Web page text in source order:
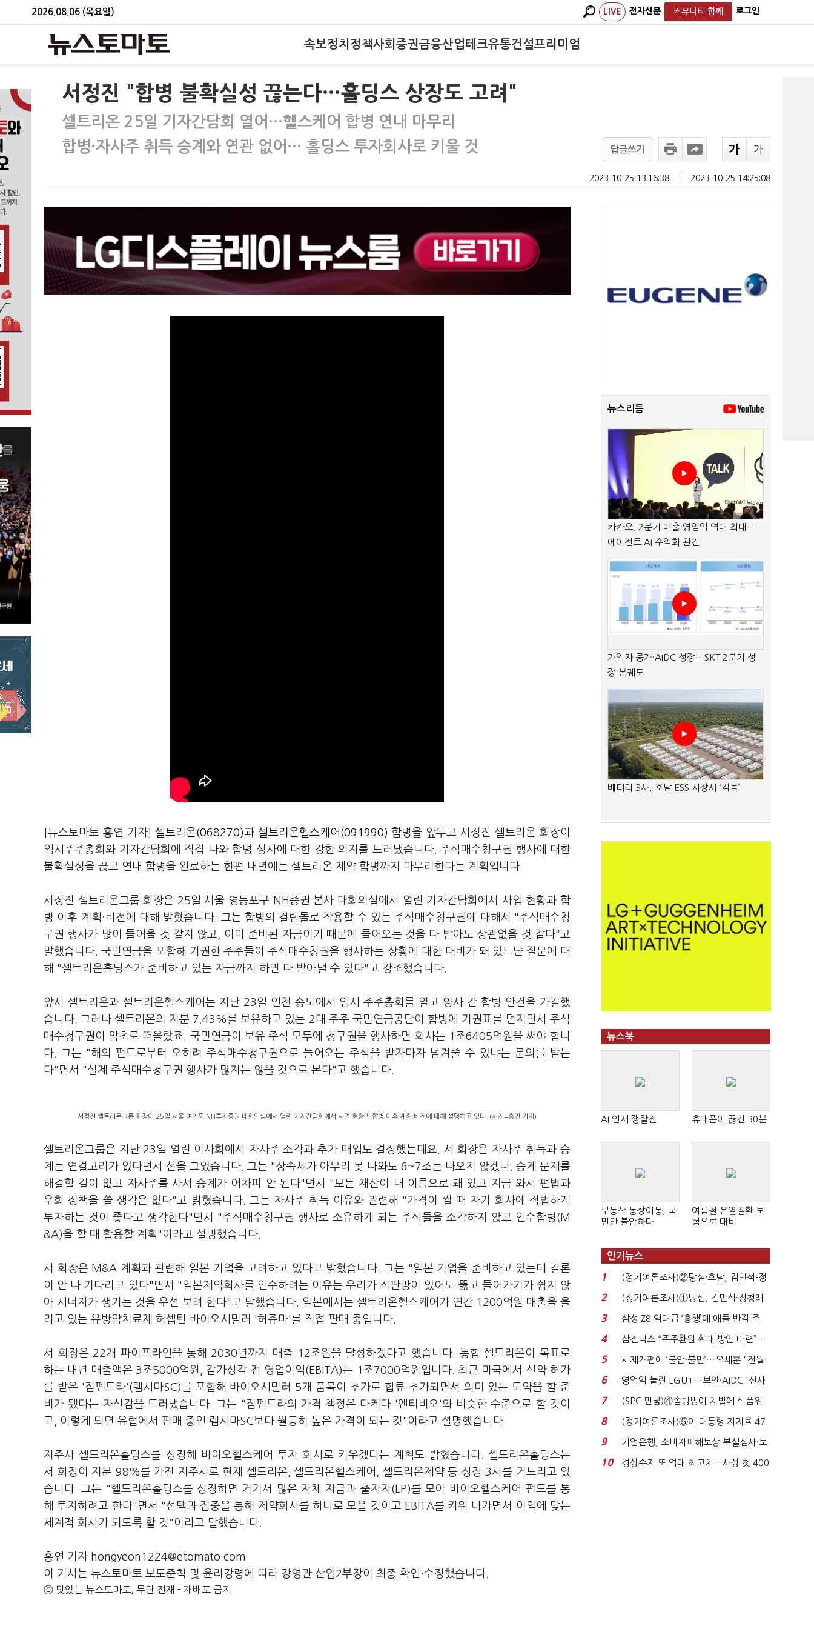
2026.08.06 (목요일) LIVE 전자신문 커뮤니티 함께 로그인
속보정치 정책사회 증권금융산업테크유통건설프리미엄
서정진 "합병 불확실성 끊는다…홀딩스 상장도 고려"
셀트리온 25일 기자간담회 열어…헬스케어 합병 연내 마무리
합병·자사주 취득 승계와 연관 없어… 홀딩스 투자회사로 키울 것
답글쓰기
2023-10-25 13:16:38 2023-10-25 14:25:08
[뉴스토마토 홍연 기자] 셀트리온(068270)과 셀트리온헬스케어(091990) 합병을 앞두고 서정진 셀트리온 회장이
임시주주총회와 기자간담회에 직접 나와 합병 성사에 대한 강한 의지를 드러냈습니다. 주식매수청구권 행사에 대한
불확실성을 끊고 연내 합병을 완료하는 한편 내년에는 셀트리온 제약 합병까지 마무리한다는 계획입니다.
서정진 셀트리온그룹 회장은 25일 서울 영등포구 NH증권 본사 대회의실에서 열린 기자간담회에서 사업 현황과 합
병 이후 계획·비전에 대해 밝혔습니다. 그는 합병의 걸림돌로 작용할 수 있는 주식매수청구권에 대해서 "주식매수청
구권 행사가 많이 들어올 것 같지 않고, 이미 준비된 자금이기 때문에 들어오는 것을 다 받아도 상관없을 것 같다"고
말했습니다. 국민연금을 포함해 기권한 주주들이 주식매수청권을 행사하는 상황에 대한 대비가 돼 있느냔 질문에 대
해 "셀트리온홀딩스가 준비하고 있는 자금까지 하면 다 받아낼 수 있다"고 강조했습니다.
앞서 셀트리온과 셀트리온헬스케어는 지난 23일 인천 송도에서 임시 주주총회를 열고 양사 간 합병 안건을 가결했
습니다. 그러나 셀트리온의 지분 7.43%를 보유하고 있는 2대 주주 국민연금공단이 합병에 기권표를 던지면서 주식
매수청구권이 암초로 떠올랐죠. 국민연금이 보유 주식 모두에 청구권을 행사하면 회사는 1조6405억원을 써야 합니
다. 그는 "해외 펀드로부터 오히려 주식매수청구권으로 들어오는 주식을 받자마자 넘겨줄 수 있냐는 문의를 받는
다"면서 "실제 주식매수청구권 행사가 많지는 않을 것으로 본다"고 했습니다.
서정진 셀트리온그룹 회장이 25일 서울 여의도 NH투자증권 대회의실에서 열린 기자간담회에서 사업 현황과 합병 이후 계획·비전에 대해 설명하고 있다. (사진=홍연 기자)
셀트리온그룹은 지난 23일 열린 이사회에서 자사주 소각과 추가 매입도 결정했는데요. 서 회장은 자사주 취득과 승
계는 연결고리가 없다면서 선을 그었습니다. 그는 "상속세가 아무리 못 나와도 6~7조는 나오지 않겠냐. 승계 문제를
해결할 길이 없고 자사주를 사서 승계가 어차피 안 된다"면서 "모든 재산이 내 이름으로 돼 있고 지금 와서 편법과
우회 정책을 쓸 생각은 없다"고 밝혔습니다. 그는 자사주 취득 이유와 관련해 "가격이 쌀 때 자기 회사에 적법하게
투자하는 것이 좋다고 생각한다"면서 "주식매수청구권 행사로 소유하게 되는 주식들을 소각하지 않고 인수합병(M
&A)을 할 때 활용할 계획"이라고 설명했습니다.
서 회장은 M&A 계획과 관련해 일본 기업을 고려하고 있다고 밝혔습니다. 그는 "일본 기업을 준비하고 있는데 결론
이 안 나 기다리고 있다"면서 "일본제약회사를 인수하려는 이유는 우리가 직판망이 있어도 뚫고 들어가기가 쉽지 않
아 시너지가 생기는 것을 우선 보려 한다"고 말했습니다. 일본에서는 셀트리온헬스케어가 연간 1200억원 매출을 올
리고 있는 유방암치료제 허셉틴 바이오시밀러 '허쥬마'를 직접 판매 중입니다.
서 회장은 22개 파이프라인을 통해 2030년까지 매출 12조원을 달성하겠다고 했습니다. 통합 셀트리온이 목표로
하는 내년 매출액은 3조5000억원, 감가상각 전 영업이익(EBITA)는 1조7000억원입니다. 최근 미국에서 신약 허가
를 받은 '짐펜트라'(램시마SC)를 포함해 바이오시밀러 5개 품목이 추가로 합류 추가되면서 의미 있는 도약을 할 준
비가 됐다는 자신감을 드러냈습니다. 그는 "짐펜트라의 가격 책정은 다케다 '엔티비오'와 비슷한 수준으로 할 것이
고, 이렇게 되면 유럽에서 판매 중인 램시마SC보다 월등히 높은 가격이 되는 것"이라고 설명했습니다.
지주사 셀트리온홀딩스를 상장해 바이오헬스케어 투자 회사로 키우겠다는 계획도 밝혔습니다. 셀트리온홀딩스는
서 회장이 지분 98%를 가진 지주사로 현재 셀트리온, 셀트리온헬스케어, 셀트리온제약 등 상장 3사를 거느리고 있
습니다. 그는 "헬트리온홀딩스를 상장하면 거기서 많은 자체 자금과 출자자(LP)를 모아 바이오헬스케어 펀드를 통
해 투자하려고 한다"면서 "선택과 집중을 통해 제약회사를 하나로 모을 것이고 EBITA를 키워 나가면서 이익에 맞는
세계적 회사가 되도록 할 것"이라고 말했습니다.
홍연 기자 hongyeon1224@etomato.com
이 기사는 뉴스토마토 보도준칙 및 윤리강령에 따라 강영관 산업2부장이 최종 확인·수정했습니다.
ⓒ 맛있는 뉴스토마토, 무단 전재 - 재배포 금지
뉴스리듬
카카오, 2분기 매출·영업익 역대 최대…
에이전트 AI 수익화 관건
가입자 증가·AIDC 성장…SKT 2분기 성
장 본궤도
배터리 3사, 호남 ESS 시장서 ‘격돌’
뉴스북
AI 인재 쟁탈전 휴대폰이 끊긴 30분
부동산 동상이몽, 국
민만 불안하다
여름철 온열질환 보
험으로 대비
인기뉴스
1
(정기여론조사)②당심·호남, 김민석-정
청래 '초접전'...
2
(정기여론조사)①당심, 김민석·정청래
'초접전'…대통령 ...
3
삼성 Z8 역대급 ‘흥행’에 애플 반격 주
목…9월 ‘폴...
4
삼전닉스 “주주환원 확대 방안 마련”…
로이터에 성명...
5
세제개편에 ‘불안·불만’…오세훈 "전월
세 구하기 더 ...
6
영업익 늘린 LGU+…보안·AIDC '신사
업 드라이브'...
7
(SPC 민낯)④솜방망이 처벌에 식품위
생법 위반 반복...
8
(정기여론조사)⑤이 대통령 지지율 47.
7%…일주일 만에 ...
9
기업은행, 소비자피해보상 부실심사·보
이스피싱 공시 ...
10
경상수지 또 역대 최고치…사상 첫 400